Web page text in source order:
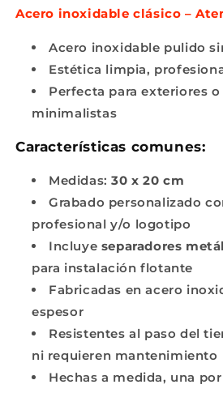
Acero inoxidable clásico –
Acero inoxidable pulido
Estética limpia,
Perfecta para exteriores o
minimalistas
Características comunes:
Medidas:30 x 20 cm
Grabado personalizado
profesional y/o logotipo
Incluye separadores
para instalación flotante
Fabricadas en acero
espesor
Resistentes al paso del
ni requieren mantenimiento
Hechas a medida, una